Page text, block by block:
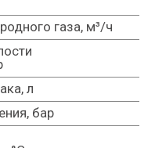
газа, м³/ч
л
бар